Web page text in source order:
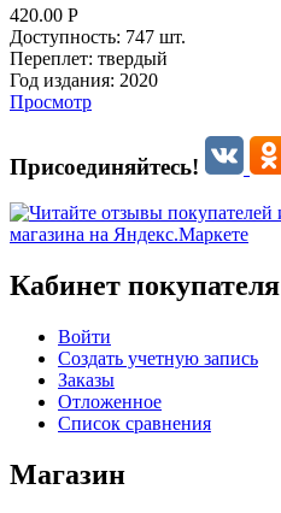
420.00 Р
Доступность: 747 шт.
Переплет: твердый
Год издания: 2020
Просмотр
Присоединяйтесь!
Кабинет покупателя
Войти
Создать учетную запись
Заказы
Отложенное
Список сравнения
Магазин